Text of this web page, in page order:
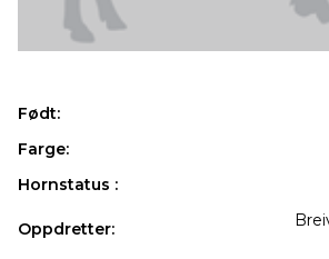
Født:
Farge:
Hornstatus :
Oppdretter: